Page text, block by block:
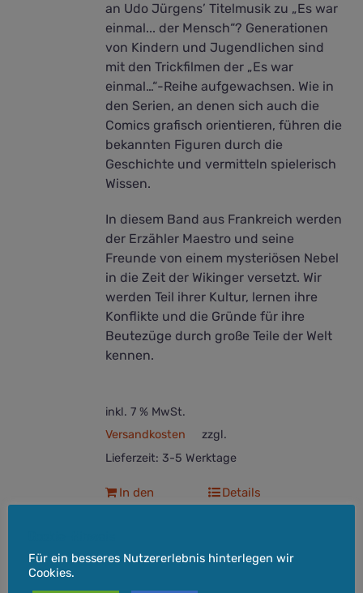
an Udo Jürgens’ Titelmusik zu „Es war
einmal... der Mensch“? Generationen
von Kindern und Jugendlichen sind
mit den Trickfilmen der „Es war
einmal…“-Reihe aufgewachsen. Wie in
den Serien, an denen sich auch die
Comics grafisch orientieren, führen die
bekannten Figuren durch die
Geschichte und vermitteln spielerisch
Wissen.
In diesem Band aus Frankreich werden
der Erzähler Maestro und seine
Freunde von einem mysteriösen Nebel
in die Zeit der Wikinger versetzt. Wir
werden Teil ihrer Kultur, lernen ihre
Konflikte und die Gründe für ihre
Beutezüge durch große Teile der Welt
kennen.
inkl. 7 % MwSt.
zzgl.
Versandkosten
Lieferzeit: 3-5 Werktage
In den
Details
Für ein besseres Nutzererlebnis hinterlegen wir
Cookies.